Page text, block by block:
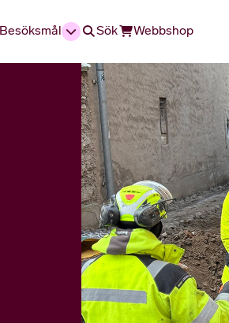
Besöksmål Sök Webbshop